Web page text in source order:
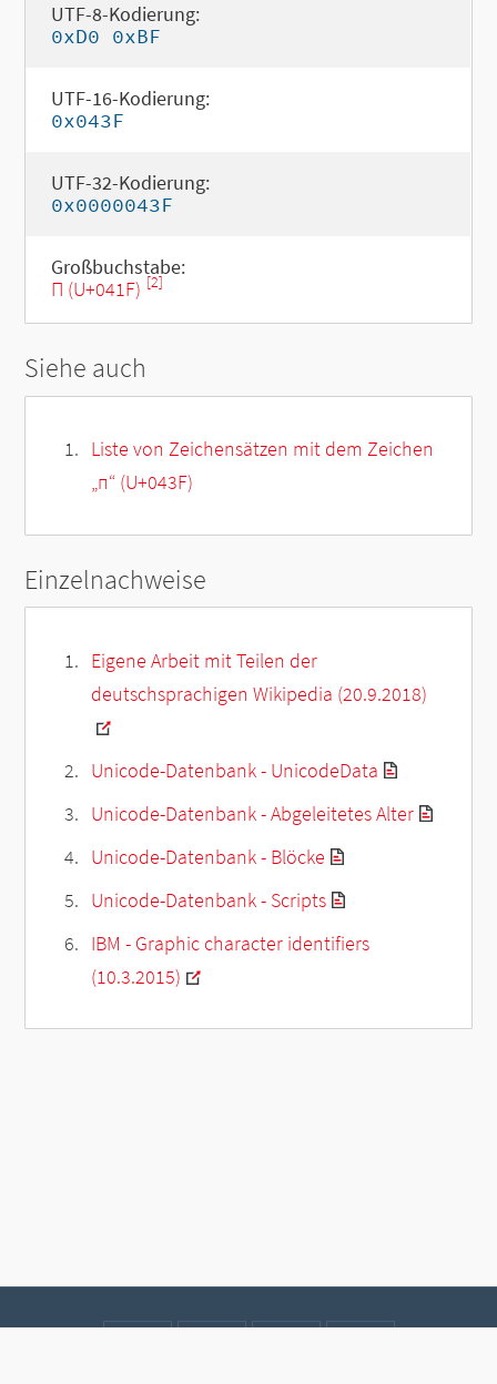
UTF-8-Kodierung:
0xD0 0xBF
UTF-16-Kodierung:
0x043F
UTF-32-Kodierung:
0x0000043F
Großbuchstabe:
П (U+041F) [2]
Siehe auch
Liste von Zeichensätzen mit dem Zeichen
„п“ (U+043F)
Einzelnachweise
Eigene Arbeit mit Teilen der
deutschsprachigen Wikipedia (20.9.2018)
Unicode-Datenbank - UnicodeData
Unicode-Datenbank - Abgeleitetes Alter
Unicode-Datenbank - Blöcke
Unicode-Datenbank - Scripts
IBM - Graphic character identifiers
(10.3.2015)